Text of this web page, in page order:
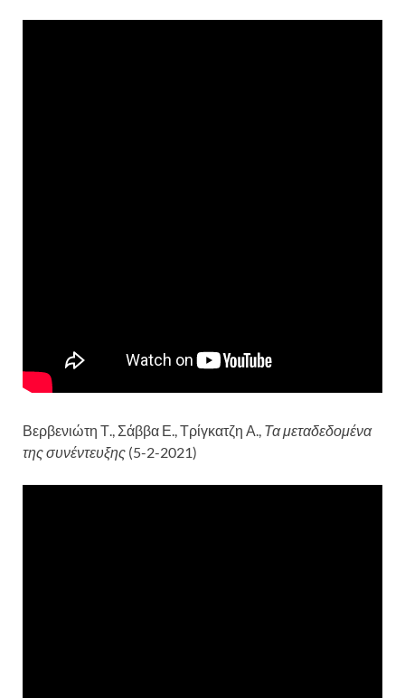
Βερβενιώτη Τ., Σάββα Ε., Τρίγκατζη Α., Τα μεταδεδομένα
της συνέντευξης (5-2-2021)